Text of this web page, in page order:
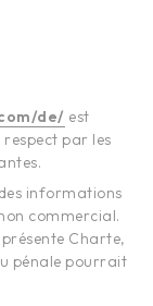
de/ est
par les
informations
commercial.
Charte,
pénale pourrait